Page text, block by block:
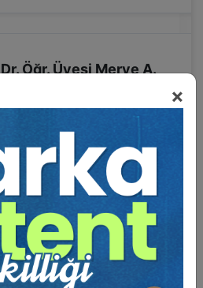
×
Dr. Öğr. Üyesi Merve A.
Dr. Alper AKGÜL
Uluslararası & Geçici Koruma Sorunları